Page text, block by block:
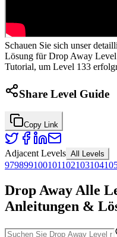
Schauen Sie sich unser
Lösung für Drop Away
Tutorial, um Level 133
Share Level Guide
Copy Link
Adjacent Levels All Levels
979899100101102103104
Drop Away Alle
Anleitungen &